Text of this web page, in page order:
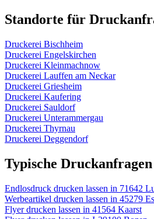
Standorte für
Druckerei Bischheim
Druckerei Engelskirchen
Druckerei Kleinmachnow
Druckerei Lauffen am Neckar
Druckerei Griesheim
Druckerei Kaufering
Druckerei Sauldorf
Druckerei Unterammergau
Druckerei Thyrnau
Druckerei Deggendorf
Typische Druckanfragen
Endlosdruck drucken lassen in 71642
Werbeartikel drucken lassen in 45279
Flyer drucken lassen in 41564 Kaarst